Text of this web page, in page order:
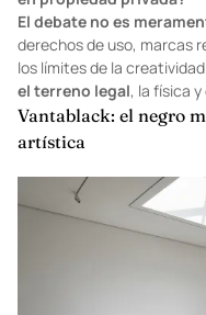
El debate no es
derechos de uso, marcas
los límites de la
el terreno legal, la física
Vantablack: el negro
artística